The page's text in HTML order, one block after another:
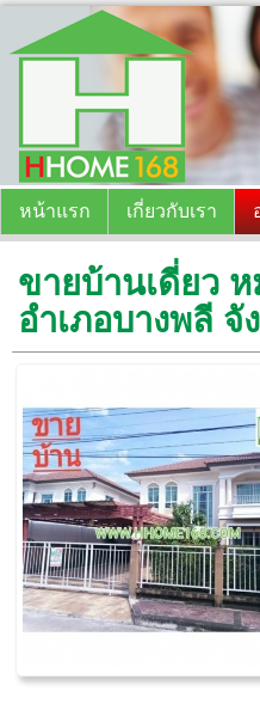
หน้าแรก เกี่ยวกับเรา
ขายบ้านเดี่ยว
อำเภอบางพลี